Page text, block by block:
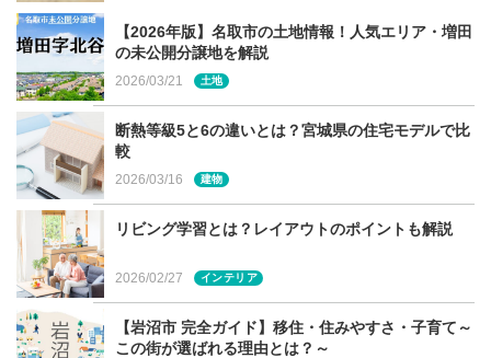
【2026年版】名取市の土地情報！人気エリア・増田
の未公開分譲地を解説
2026/03/21 土地
断熱等級5と6の違いとは？宮城県の住宅モデルで比
較
2026/03/16 建物
リビング学習とは？レイアウトのポイントも解説
2026/02/27 インテリア
【岩沼市 完全ガイド】移住・住みやすさ・子育て～
この街が選ばれる理由とは？～